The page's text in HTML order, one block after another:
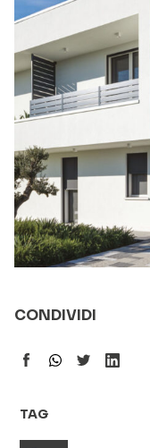
CONDIVIDI
TAG